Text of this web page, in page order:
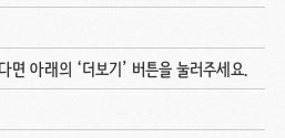
면 아래의 ‘더보기’ 버튼을 눌러주세요.